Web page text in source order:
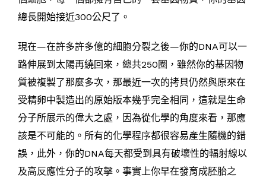
總長開始接近300公尺了。
現在—在許多許多億的細胞分裂之後—你的DNA可以一
路伸展到太陽再繞回來，總共250圈，雖然你的基因物
質被複製了那麼多次，那最近一次的拷貝仍然與原來在
受精卵中製造出的原始版本幾乎完全相同，這就是生命
分子所展示的偉大之處，因為從化學的角度來看，那應
該是不可能的。所有的化學程序都很容易產生隨機的錯
誤，此外，你的DNA每天都受到具有破壞性的輻射線以
及高反應性分子的攻擊。事實上你早在發育成胚胎之